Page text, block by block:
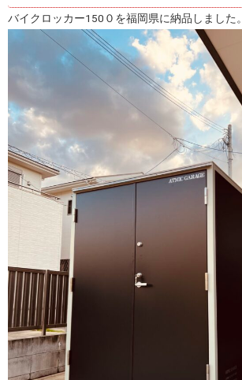
バイクロッカー150０を福岡県に納品しました。